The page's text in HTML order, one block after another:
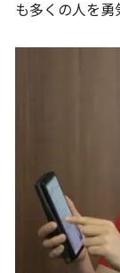
も多くの人を勇